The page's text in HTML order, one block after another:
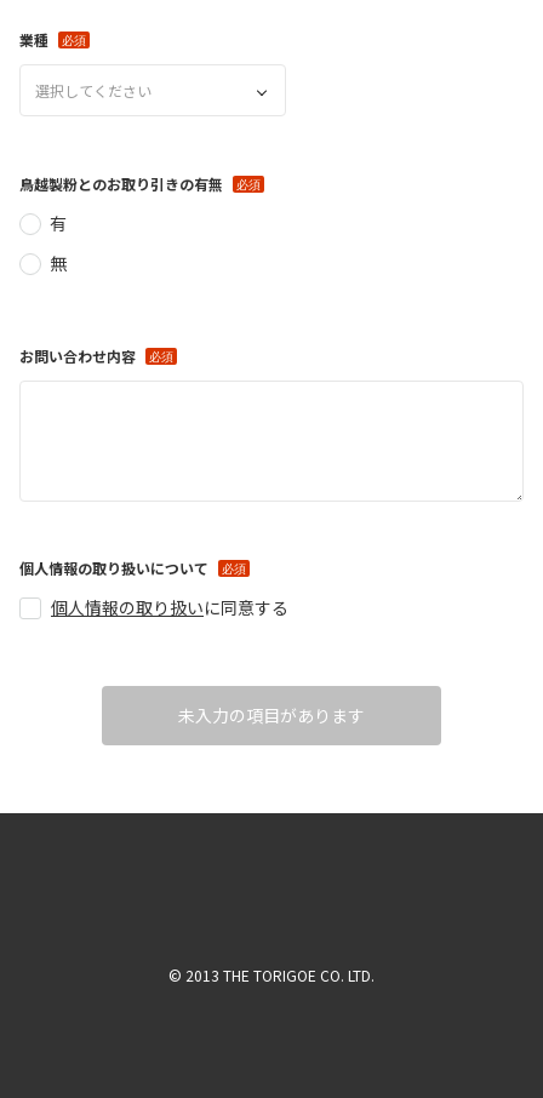
業種
選択してください
鳥越製粉とのお取り引きの有無
有
無
お問い合わせ内容
個人情報の取り扱いについて
個人情報の取り扱いに同意する
未入力の項目があります
© 2013 THE TORIGOE CO. LTD.